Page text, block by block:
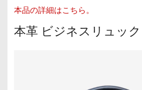
本品の詳細はこちら。
本革 ビジネスリュック